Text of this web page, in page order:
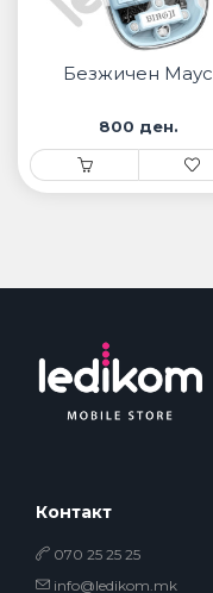
Безжичен Маус
800 ден.
Контакт
070 25 25 25
info@ledikom.mk